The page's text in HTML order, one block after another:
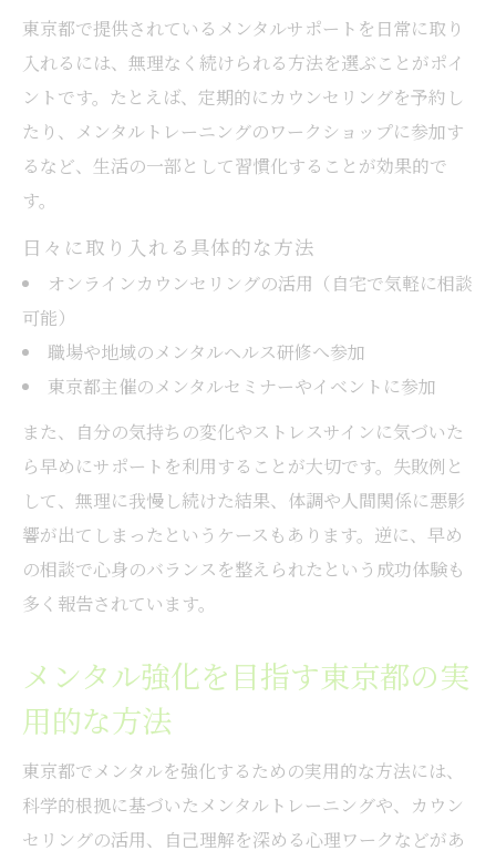
東京都で提供されているメンタルサポートを日常に取り
入れるには、無理なく続けられる方法を選ぶことがポイ
ントです。たとえば、定期的にカウンセリングを予約し
たり、メンタルトレーニングのワークショップに参加す
るなど、生活の一部として習慣化することが効果的で
す。
日々に取り入れる具体的な方法
オンラインカウンセリングの活用（自宅で気軽に相談
可能）
職場や地域のメンタルヘルス研修へ参加
東京都主催のメンタルセミナーやイベントに参加
また、自分の気持ちの変化やストレスサインに気づいた
ら早めにサポートを利用することが大切です。失敗例と
して、無理に我慢し続けた結果、体調や人間関係に悪影
響が出てしまったというケースもあります。逆に、早め
の相談で心身のバランスを整えられたという成功体験も
多く報告されています。
メンタル強化を目指す東京都の実
用的な方法
東京都でメンタルを強化するための実用的な方法には、
科学的根拠に基づいたメンタルトレーニングや、カウン
セリングの活用、自己理解を深める心理ワークなどがあ